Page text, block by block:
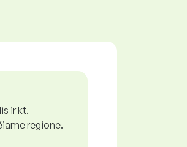
ir kt.
regione.